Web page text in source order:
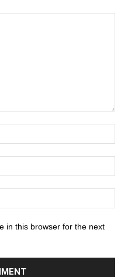
in this browser for the next